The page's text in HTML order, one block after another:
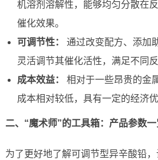
机溶剂溶解性，能够均匀分散在
催化效果。
可调节性：
通过改变配方、添加
灵活调节其催化活性，满足不同反
成本效益：
相对于一些昂贵的金
成本相对较低，具有一定的经济优
二、“魔术师”的工具箱：产品参数一
为了更好地了解可调节型异辛酸铅